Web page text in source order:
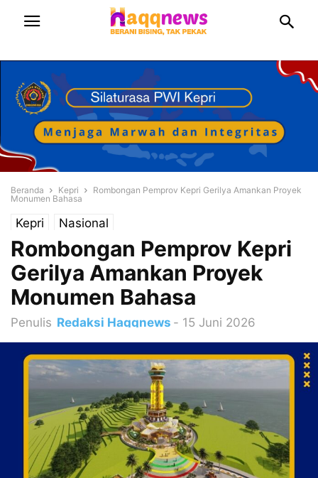
Beranda Kepri
Rombongan Pemprov Kepri Gerilya Amankan Proyek
Monumen Bahasa
Kepri Nasional
Rombongan Pemprov Kepri
Gerilya Amankan Proyek
Monumen Bahasa
Penulis Redaksi Haqqnews - 15 Juni 2026